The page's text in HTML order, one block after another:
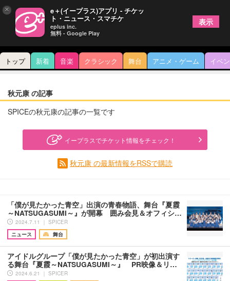
トップ 新着 音楽 クラシック 舞台 アニメ・ゲーム イベ
秋元康 の記事
SPICEの秋元康の記事の一覧です
イープラスでチケット情報をチェック！
秋元康 の最新情報をRSSで購読
「僕が見たかった青空」出演の青春物語、舞台『夏霞
～NATSUGASUMI～』が開幕 囲み会見＆オフィシ…
2024.7.11 ｜ SPICER
ニュース
舞台
アイドルグループ「僕が見たかった青空」が初出演す
る舞台『夏霞～NATSUGASUMI～』 PR映像＆リ…
2024.6.21 ｜ SPICER
× e＋(イープラス)アプリ - チケッ
ト・ニュース・スマチケ
eplus inc.
無料 - Google Play
表示